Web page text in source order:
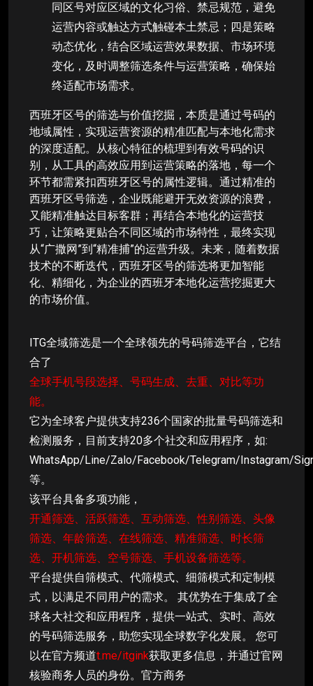
同区号对应区域的文化习俗、禁忌规范，避免
运营内容或触达方式触碰本土禁忌；四是策略
动态优化，结合区域运营效果数据、市场环境
变化，及时调整筛选条件与运营策略，确保始
终适配市场需求。
西班牙区号的筛选与价值挖掘，本质是通过号码的
地域属性，实现运营资源的精准匹配与本地化需求
的深度适配。从核心特征的梳理到有效号码的识
别，从工具的高效应用到运营策略的落地，每一个
环节都需紧扣西班牙区号的属性逻辑。通过精准的
西班牙区号筛选，企业既能避开无效资源的浪费，
又能精准触达目标客群；再结合本地化的运营技
巧，让策略更贴合不同区域的市场特性，最终实现
从“广撒网”到“精准捕”的运营升级。未来，随着数据
技术的不断迭代，西班牙区号的筛选将更加智能
化、精细化，为企业的西班牙本地化运营挖掘更大
的市场价值。
ITG全域筛选是一个全球领先的号码筛选平台，它结
合了
全球手机号段选择、号码生成、去重、对比等功
能。
它为全球客户提供支持236个国家的批量号码筛选和
检测服务，目前支持20多个社交和应用程序，如:
WhatsApp/Line/Zalo/Facebook/Telegram/Instagram/
等。
该平台具备多项功能，
开通筛选、活跃筛选、互动筛选、性别筛选、头像
筛选、年龄筛选、在线筛选、精准筛选、时长筛
选、开机筛选、空号筛选、手机设备筛选等。
平台提供自筛模式、代筛模式、细筛模式和定制模
式，以满足不同用户的需求。 其优势在于集成了全
球各大社交和应用程序，提供一站式、实时、高效
的号码筛选服务，助您实现全球数字化发展。 您可
以在官方频道t.me/itgink获取更多信息，并通过官网
核验商务人员的身份。官方商务